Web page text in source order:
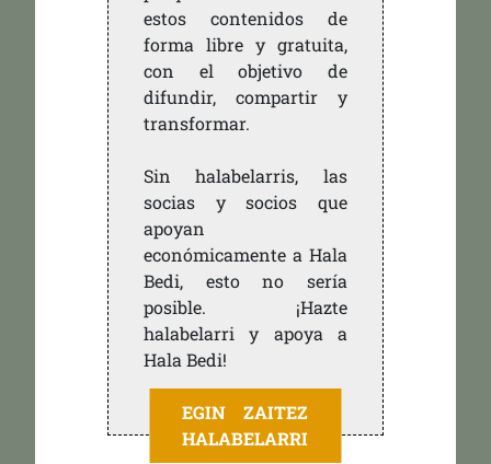
estos contenidos de
forma libre y gratuita,
con el objetivo de
difundir, compartir y
transformar.
Sin halabelarris, las
socias y socios que
apoyan
económicamente a Hala
Bedi, esto no sería
posible. ¡Hazte
halabelarri y apoya a
Hala Bedi!
EGIN ZAITEZ
HALABELARRI